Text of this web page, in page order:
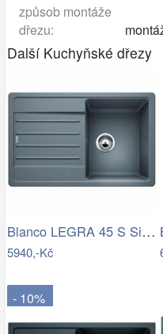
způsob montáže
dřezu:
Další Kuchyňské dřezy
Blanco LEGRA 45 S Silgranit aluminium…
5940,-Kč
- 10%